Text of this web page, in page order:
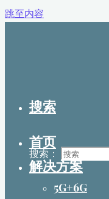
跳至内容
搜索
搜索：
首页
解决方案
5G+6G